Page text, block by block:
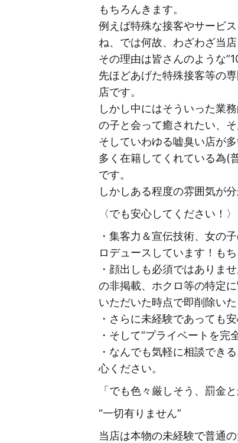
もちろんきます。
例えば特殊な接客やサービ
ね、では何故、わざわざ当
その理由は皆さんのような
先ほどあげた特殊接客等の
店です。
しかし中にはそういった業
の子と会って癒されたい、
そしていわゆる嘘臭い店が
多く在籍してくれている為(
です。
しかしある程度の雰囲気が
〈でも安心してください！〉
・集客力＆宣伝技術、女の
ロデュースしています！も
・顔出しも必須ではありま
の非掲載、ホクロ等の特定
いただいた時点で即削除いた
・さらに未経験であっても
・そして“プライベートを完
・なんでも気軽に相談でき
心ください。
「でも色々厳しそう、罰金
“一切有りません”
当店は本物の未経験で普通